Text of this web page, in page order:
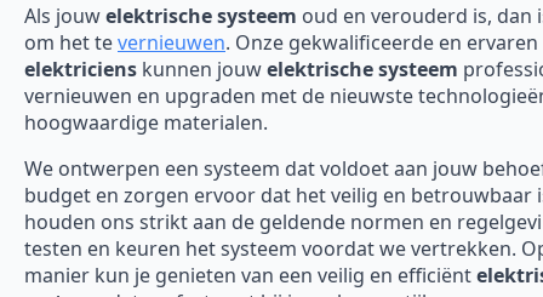
Als jouwelektrische systeem oud en verouderd is, dan
om het tevernieuwen. Onze gekwalificeerde en ervaren
elektriciens kunnen jouwelektrische systeem
vernieuwen en upgraden met de nieuwste
hoogwaardige materialen.
We ontwerpen een systeem dat voldoet aan jouw
budget en zorgen ervoor dat het veilig en betrouwbaar
houden ons strikt aan de geldende normen en
testen en keuren het systeem voordat we vertrekken.
manier kun je genieten van een veilig en efficiënt